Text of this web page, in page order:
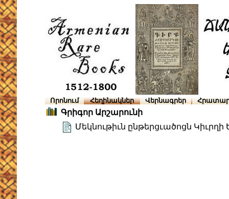
Որոնում Հեղինակներ Վերնագրեր
Գրիգոր Արշարունի
Մեկնութիւն ընթերցւածոցն Կիւրղի